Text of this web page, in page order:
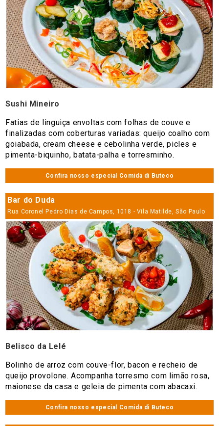
Sushi Mineiro
Fatias de linguiça envoltas com folhas de couve e
finalizadas com coberturas variadas: queijo coalho com
goiabada, cream cheese e cebolinha verde, picles e
pimenta-biquinho, batata-palha e torresminho.
Confira nosso especial Comida di Buteco
Bar do Duda
Rua Coronel Pedro Dias de Campos, 1018 - Vila Matilde, São Paulo
Belisco da Lelé
Bolinho de arroz com couve-flor, bacon e recheio de
queijo provolone. Acompanha torresmo com limão rosa,
maionese da casa e geleia de pimenta com abacaxi.
Confira nosso especial Comida di Buteco